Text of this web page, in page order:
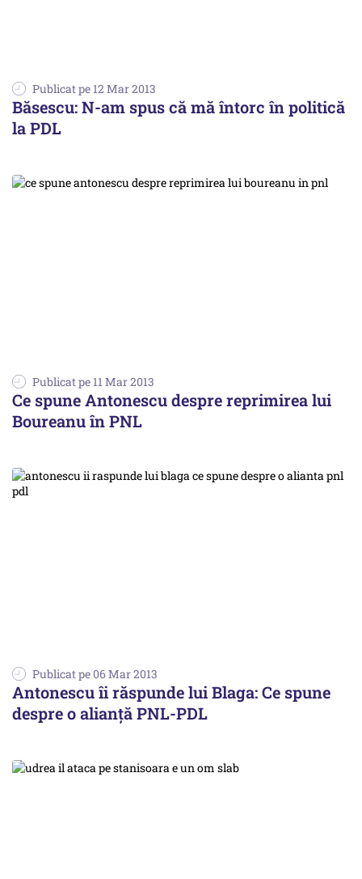
Publicat pe 12 Mar 2013
Băsescu: N-am spus că mă întorc în politică
la PDL
Publicat pe 11 Mar 2013
Ce spune Antonescu despre reprimirea lui
Boureanu în PNL
Publicat pe 06 Mar 2013
Antonescu îi răspunde lui Blaga: Ce spune
despre o alianță PNL-PDL